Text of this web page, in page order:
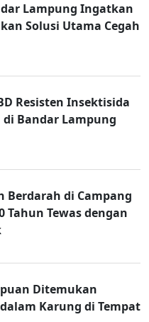
Lampung Ingatkan
Solusi Utama Cegah
Resisten Insektisida
Bandar Lampung
Berdarah di Campang
Tahun Tewas dengan
Ditemukan
Karung di Tempat